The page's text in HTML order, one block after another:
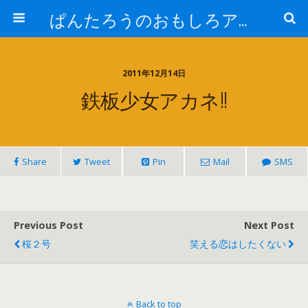
ぱんたろうのおもしろアイテム
2011年12月14日
鉄板少女アカネ!!
Share Tweet Pin Mail SMS
Previous Post
桜２号
Next Post
笑える恋はしたくない
Back to top